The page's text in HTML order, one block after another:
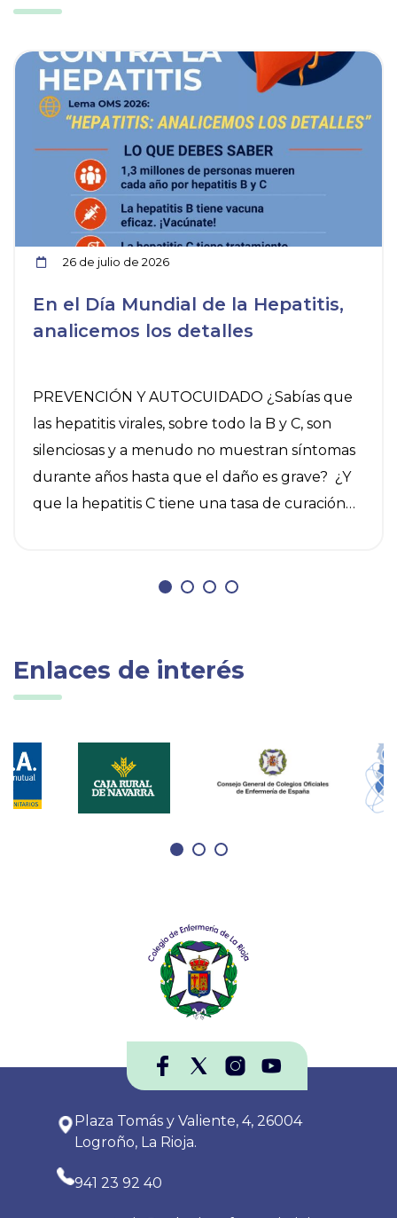
26 de julio de 2026
En el Día Mundial de la Hepatitis,
analicemos los detalles
PREVENCIÓN Y AUTOCUIDADO ¿Sabías que
las hepatitis virales, sobre todo la B y C, son
silenciosas y a menudo no muestran síntomas
durante años hasta que el daño es grave? ¿Y
que la hepatitis C tiene una tasa de curación
conviene recordar algunas medidas de
que nunca cuando se trata de hablar de este
Ver noticia
Enlaces de interés
Plaza Tomás y Valiente, 4, 26004
Logroño, La Rioja.
941 23 92 40